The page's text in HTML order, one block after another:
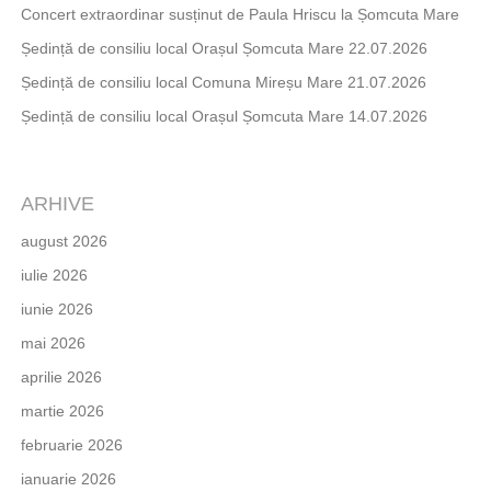
Concert extraordinar susținut de Paula Hriscu la Șomcuta Mare
Ședință de consiliu local Orașul Șomcuta Mare 22.07.2026
Ședință de consiliu local Comuna Mireșu Mare 21.07.2026
Ședință de consiliu local Orașul Șomcuta Mare 14.07.2026
ARHIVE
august 2026
iulie 2026
iunie 2026
mai 2026
aprilie 2026
martie 2026
februarie 2026
ianuarie 2026